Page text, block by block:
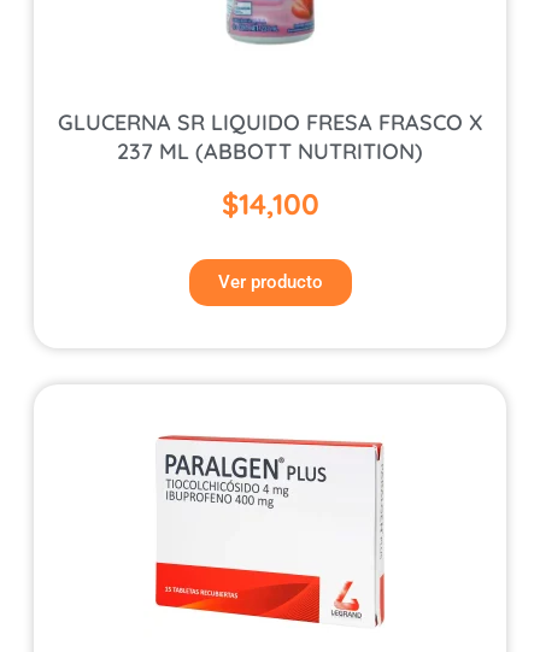
GLUCERNA SR LIQUIDO FRESA FRASCO X
237 ML (ABBOTT NUTRITION)
$14,100
Ver producto